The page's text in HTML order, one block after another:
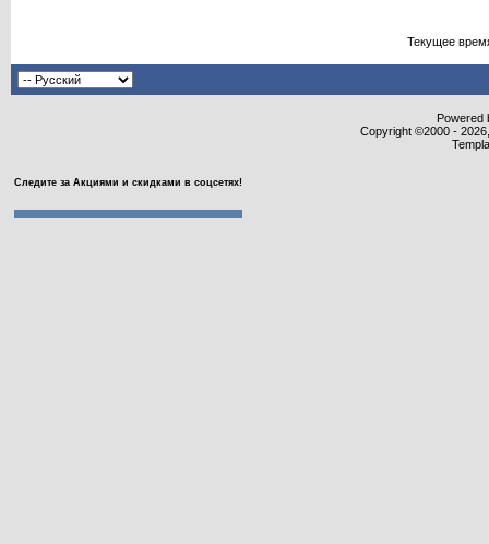
Текущее
Powered
Copyright ©2000 -
Следите за Акциями и скидками в соцсетях!